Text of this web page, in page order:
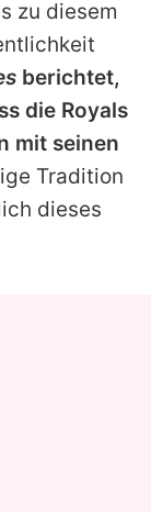
zu diesem
berichtet,
die Royals
mit seinen
Tradition
dieses